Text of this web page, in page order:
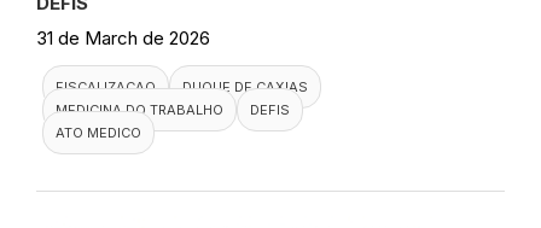
31 de March de 2026
FISCALIZACAO
DUQUE DE CAXIAS
MEDICINA DO TRABALHO
DEFIS
ATO MEDICO